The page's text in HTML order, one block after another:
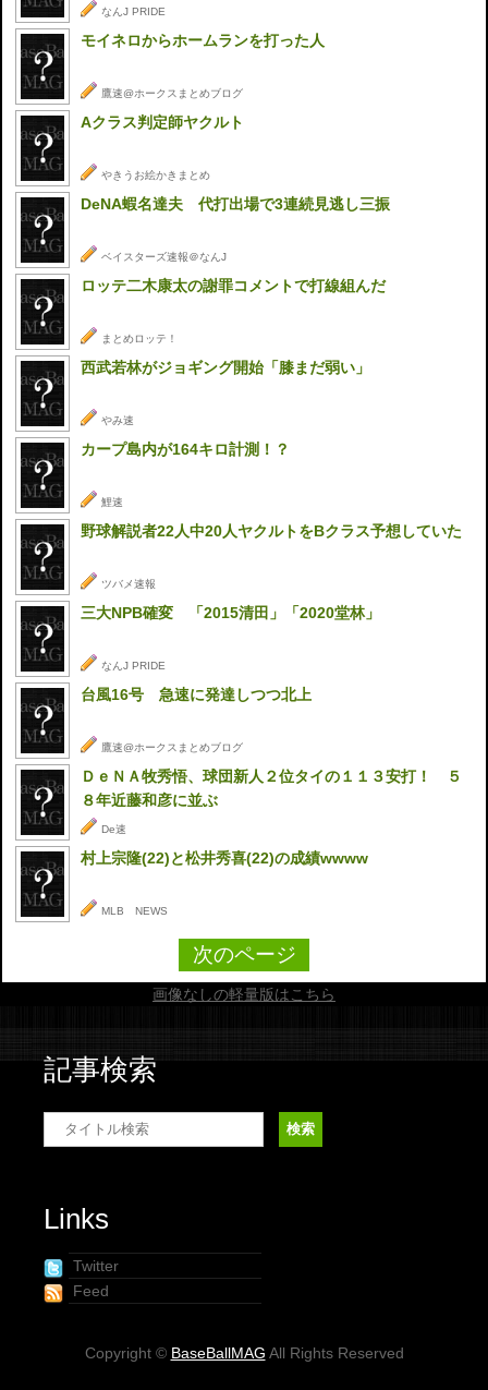
なんJ PRIDE
モイネロからホームランを打った人
鷹速@ホークスまとめブログ
Aクラス判定師ヤクルト
やきうお絵かきまとめ
DeNA蝦名達夫 代打出場で3連続見逃し三振
ベイスターズ速報＠なんJ
ロッテ二木康太の謝罪コメントで打線組んだ
まとめロッテ！
西武若林がジョギング開始「膝まだ弱い」
やみ速
カープ島内が164キロ計測！？
鯉速
野球解説者22人中20人ヤクルトをBクラス予想していた
ツバメ速報
三大NPB確変 「2015清田」「2020堂林」
なんJ PRIDE
台風16号 急速に発達しつつ北上
鷹速@ホークスまとめブログ
ＤｅＮＡ牧秀悟、球団新人２位タイの１１３安打！ ５
８年近藤和彦に並ぶ
De速
村上宗隆(22)と松井秀喜(22)の成績wwww
MLB NEWS
次のページ
画像なしの軽量版はこちら
記事検索
Links
Twitter
Feed
Copyright © BaseBallMAG All Rights Reserved